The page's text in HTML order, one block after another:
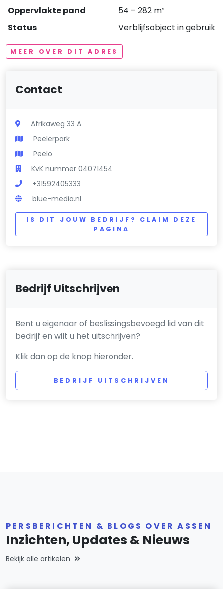
Oppervlakte pand
54 – 282 m²
Status
Verblijfsobject in gebruik
MEER OVER DIT ADRES
Contact
Afrikaweg 33 A
Peelerpark
Peelo
KvK nummer 04071454
+31592405333
blue-media.nl
IS DIT JOUW BEDRIJF? CLAIM DEZE
PAGINA
Bedrijf Uitschrijven
Bent u eigenaar of beslissingsbevoegd lid van dit
bedrijf en wilt u het uitschrijven?
Klik dan op de knop hieronder.
BEDRIJF UITSCHRIJVEN
PERSBERICHTEN & BLOGS OVER ASSEN
Inzichten, Updates & Nieuws
Bekijk alle artikelen